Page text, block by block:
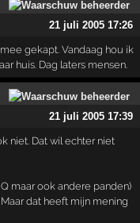
21 juli 2005 17:26
gekapt. Vandaag hou ik
huis. Dag laters mensen.
21 juli 2005 17:39
niet. Dat wil echter niet
maar ook andere panden)
dat heeft mijn mening